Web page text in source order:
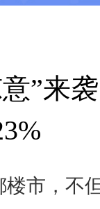
”来
市，不